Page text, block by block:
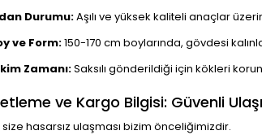
Durumu:Aşılı ve yüksek kaliteli anaçlar
ve Form:150-170 cm boylarında, gövdesi
Zamanı:Saksılı gönderildiği için kökleri
ve Kargo Bilgisi: Güvenli
size hasarsız ulaşması bizim önceliğimizdir.